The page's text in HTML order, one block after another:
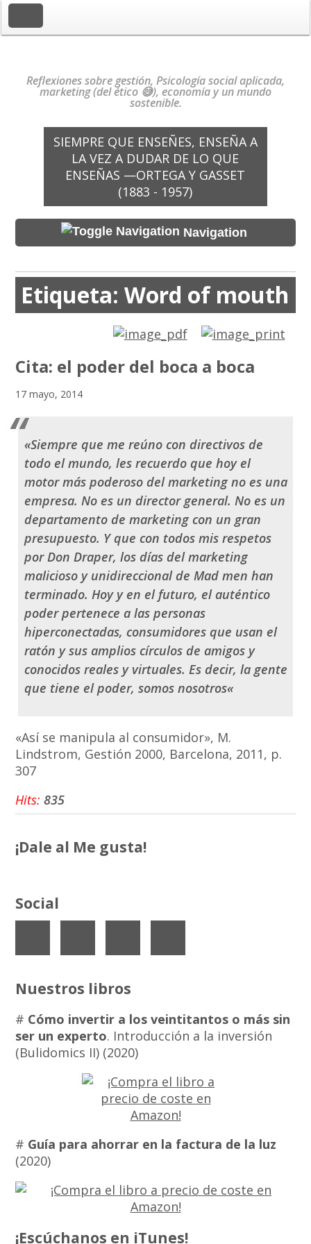
Reflexiones sobre gestión, Psicología social aplicada,
marketing (del ético 😅), economía y un mundo
sostenible.
SIEMPRE QUE ENSEÑES, ENSEÑA A
LA VEZ A DUDAR DE LO QUE
ENSEÑAS —ORTEGA Y GASSET
(1883 - 1957)
Navigation
Etiqueta:Word of mouth
Cita: el poder del boca a boca
17 mayo, 2014
«Siempre que me reúno con directivos de
todo el mundo, les recuerdo que hoy el
motor más poderoso del marketing no es una
empresa. No es un director general. No es un
departamento de marketing con un gran
presupuesto. Y que con todos mis respetos
por Don Draper, los días del marketing
malicioso y unidireccional de Mad men han
terminado. Hoy y en el futuro, el auténtico
poder pertenece a las personas
hiperconectadas, consumidores que usan el
ratón y sus amplios círculos de amigos y
conocidos reales y virtuales. Es decir, la gente
que tiene el poder, somos nosotros«
«Así se manipula al consumidor», M.
Lindstrom, Gestión 2000, Barcelona, 2011, p.
307
Hits: 835
¡Dale al Me gusta!
Social
Nuestros libros
# Cómo invertir a los veintitantos o más sin
ser un experto. Introducción a la inversión
(Bulidomics II) (2020)
# Guía para ahorrar en la factura de la luz
(2020)
¡Escúchanos en iTunes!